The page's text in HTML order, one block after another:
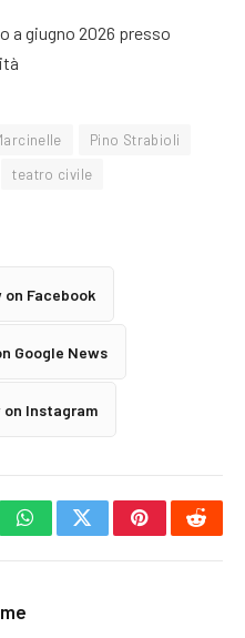
a giugno 2026 presso
Pino Strabioli
teatro civile
on Facebook
Google News
on Instagram
WhatsAppTwitterPinterest